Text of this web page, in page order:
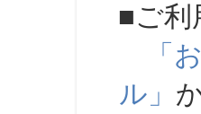
■ご利
「
ル」